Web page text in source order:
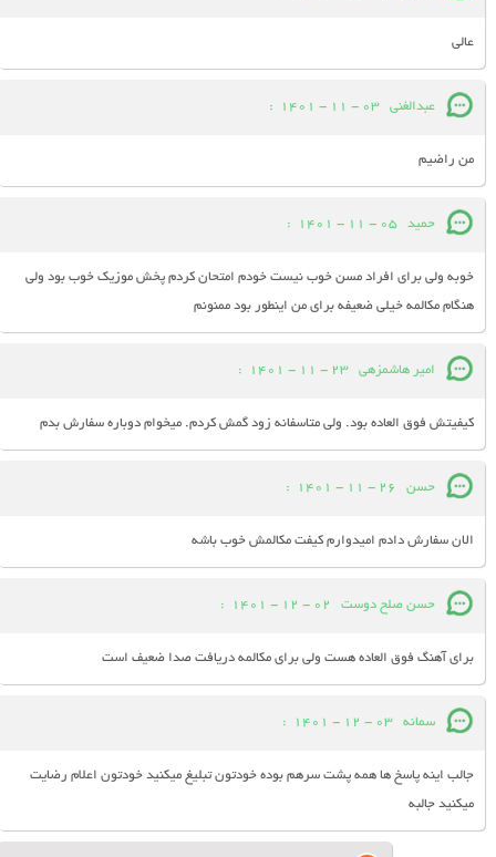
عالی
عبدالغنی 03 - 11 - 1401
:
من راضیم
حمید 05 - 11 - 1401
:
خوبه ولی برای افراد مسن خوب نیست خودم امتحان کردم پخش موزیک خوب بود ولی
هنگام مکالمه خیلی ضعیفه برای من اینطور بود ممنونم
امیر هاشمزهی 23 - 11 - 1401
:
کیفیتش فوق العاده بود. ولی متاسفانه زود گمش کردم. میخوام دوباره سفارش بدم
حسن 26 - 11 - 1401
:
الان سفارش دادم امیدوارم کیفت مکالمش خوب باشه
حسن صلح دوست 02 - 12 - 1401
:
برای آهنگ فوق العاده هست ولی برای مکالمه دریافت صدا ضعیف است
سمانه 03 - 12 - 1401
:
جالب اینه پاسخ ها همه پشت سرهم بوده خودتون تبلیغ میکنید خودتون اعلام رضایت
میکنید جالبه